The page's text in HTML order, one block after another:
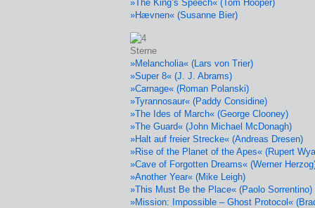
»The King’s Speech« (Tom Hooper)
»Hævnen« (Susanne Bier)
»Melancholia« (Lars von Trier)
»Super 8« (J. J. Abrams)
»Carnage« (Roman Polanski)
»Tyrannosaur« (Paddy Considine)
»The Ides of March« (George Clooney)
»The Guard« (John Michael McDonagh)
»Halt auf freier Strecke« (Andreas Dresen)
»Rise of the Planet of the Apes« (Rupert
»Cave of Forgotten Dreams« (Werner
»Another Year« (Mike Leigh)
»This Must Be the Place« (Paolo Sorrentino)
»Mission: Impossible – Ghost Protocol«